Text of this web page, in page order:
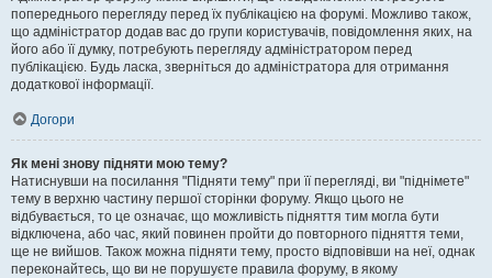
попереднього перегляду перед їх публікацією на форумі. Можливо також,
що адміністратор додав вас до групи користувачів, повідомлення яких, на
його або її думку, потребують перегляду адміністратором перед
публікацією. Будь ласка, зверніться до адміністратора для отримання
додаткової інформації.
Догори
Як мені знову підняти мою тему?
Натиснувши на посилання "Підняти тему" при її перегляді, ви "піднімете"
тему в верхню частину першої сторінки форуму. Якщо цього не
відбувається, то це означає, що можливість підняття тим могла бути
відключена, або час, який повинен пройти до повторного підняття теми,
ще не вийшов. Також можна підняти тему, просто відповівши на неї, однак
переконайтесь, що ви не порушуєте правила форуму, в якому